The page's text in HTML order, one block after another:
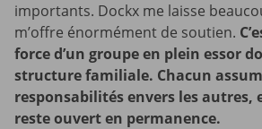
importants. Dockx me laisse
m’offre énormément de soutien.
force d’un groupe en plein essor
structure familiale. Chacun
responsabilités envers les autres,
reste ouvert en permanence.